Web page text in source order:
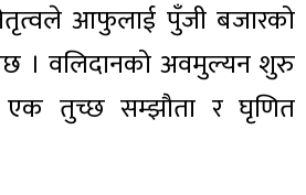
आफुलाई पुँजी बजारको
। वलिदानको अवमुल्यन शुरु
तुच्छ सम्झौता र घृणित